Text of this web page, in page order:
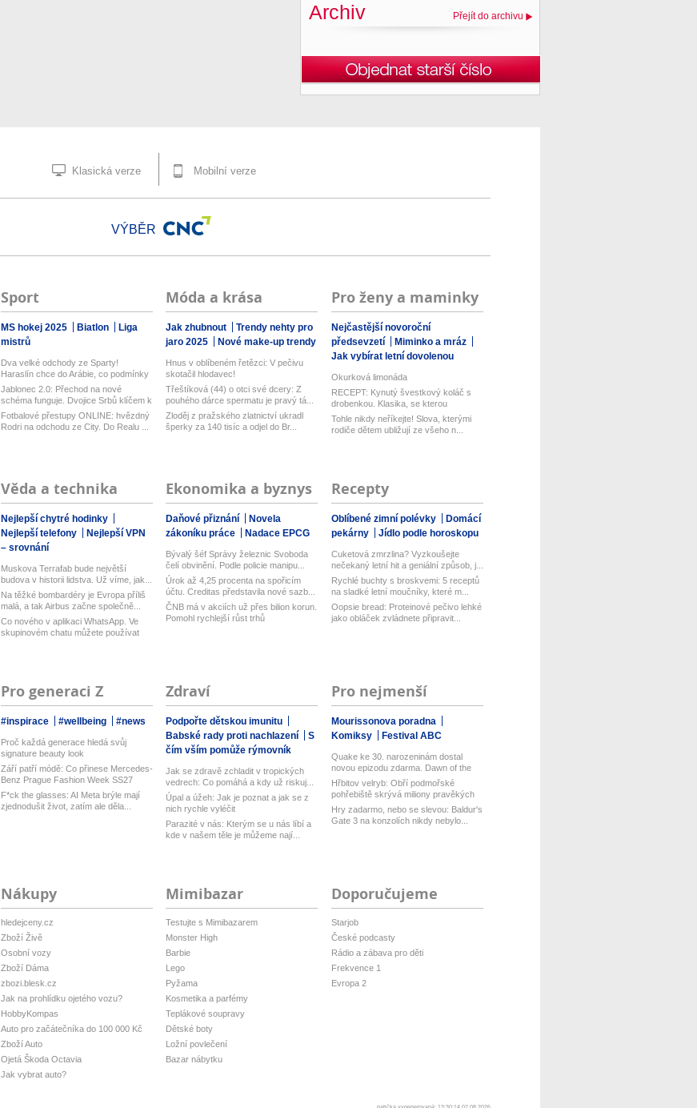
Archiv Přejít do archivu
Klasická verze Mobilní verze
VÝBĚR
Sport
MS hokej 2025 Biatlon
Liga
mistrů
Dva velké odchody ze Sparty!
Haraslín chce do Arábie, co podmínky
Kuch...
Jablonec 2.0: Přechod na nové
schéma funguje. Dvojice Srbů klíčem k
mo...
Fotbalové přestupy ONLINE: hvězdný
Rodri na odchodu ze City. Do Realu ...
Móda a krása
Jak zhubnout
Trendy nehty pro
jaro 2025
Nové make-up trendy
Hnus v oblíbeném řetězci: V pečivu
skotačil hlodavec!
Třeštíková (44) o otci své dcery: Z
pouhého dárce spermatu je pravý tá...
Zloděj z pražského zlatnictví ukradl
šperky za 140 tisíc a odjel do Br...
Pro ženy a maminky
Nejčastější novoroční
předsevzetí
Miminko a mráz
Jak vybírat letní dovolenou
Okurková limonáda
RECEPT: Kynutý švestkový koláč s
drobenkou. Klasika, se kterou
zaboduj...
Tohle nikdy neříkejte! Slova, kterými
rodiče dětem ubližují ze všeho n...
Věda a technika
Nejlepší chytré hodinky
Nejlepší telefony
Nejlepší VPN
– srovnání
Muskova Terrafab bude největší
budova v historii lidstva. Už víme, jak...
Na těžké bombardéry je Evropa příliš
malá, a tak Airbus začne společně...
Co nového v aplikaci WhatsApp. Ve
skupinovém chatu můžete používat
Ekonomika a byznys
Daňové přiznání
Novela
zákoníku práce
Nadace EPCG
Bývalý šéf Správy železnic Svoboda
čelí obvinění. Podle policie manipu...
Úrok až 4,25 procenta na spořicím
účtu. Creditas představila nové sazb...
ČNB má v akciích už přes bilion korun.
Pomohl rychlejší růst trhů
Recepty
Oblíbené zimní polévky
Domácí
pekárny
Jídlo podle horoskopu
Cuketová zmrzlina? Vyzkoušejte
nečekaný letní hit a geniální způsob, j...
Rychlé buchty s broskvemi: 5 receptů
na sladké letní moučníky, které m...
Oopsie bread: Proteinové pečivo lehké
jako obláček zvládnete připravit...
Pro generaci Z
#inspirace #wellbeing #news
Proč každá generace hledá svůj
signature beauty look
Září patří módě: Co přinese Mercedes-
Benz Prague Fashion Week SS27
F*ck the glasses: AI Meta brýle mají
zjednodušit život, zatím ale děla...
Zdraví
Podpořte dětskou imunitu
Babské rady proti nachlazení
S
čím vším pomůže rýmovník
Jak se zdravě zchladit v tropických
vedrech: Co pomáhá a kdy už riskuj...
Úpal a úžeh: Jak je poznat a jak se z
nich rychle vyléčit
Parazité v nás: Kterým se u nás líbí a
kde v našem těle je můžeme nají...
Pro nejmenší
Mourissonova poradna
Komiksy
Festival ABC
Quake ke 30. narozeninám dostal
novou epizodu zdarma. Dawn of the
Mach...
Hřbitov velryb: Obří podmořské
pohřebiště skrývá miliony pravěkých
kyt...
Hry zadarmo, nebo se slevou: Baldur's
Gate 3 na konzolích nikdy nebylo...
Nákupy
hledejceny.cz
Zboží Živě
Osobní vozy
Zboží Dáma
zbozi.blesk.cz
Jak na prohlídku ojetého vozu?
HobbyKompas
Auto pro začátečníka do 100 000 Kč
Zboží Auto
Ojetá Škoda Octavia
Jak vybrat auto?
Mimibazar
Testujte s Mimibazarem
Monster High
Barbie
Lego
Pyžama
Kosmetika a parfémy
Teplákové soupravy
Dětské boty
Ložní povlečení
Bazar nábytku
Doporučujeme
Starjob
České podcasty
Rádio a zábava pro děti
Frekvence 1
Evropa 2
patička vygenerovaná: 13:30:14 07.08.2026